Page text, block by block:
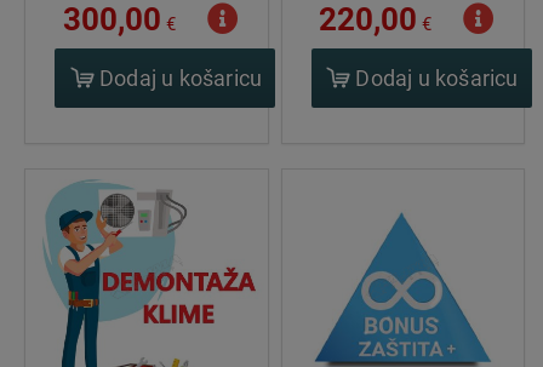
300,00 €
Dodaj u košaricu
220,00 €
Dodaj u košaricu